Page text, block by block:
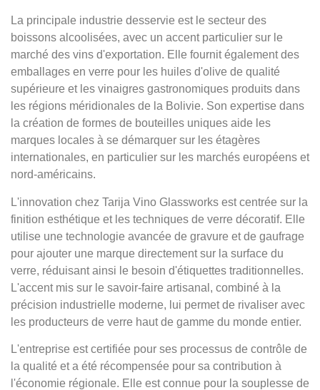
La principale industrie desservie est le secteur des
boissons alcoolisées, avec un accent particulier sur le
marché des vins d'exportation. Elle fournit également des
emballages en verre pour les huiles d'olive de qualité
supérieure et les vinaigres gastronomiques produits dans
les régions méridionales de la Bolivie. Son expertise dans
la création de formes de bouteilles uniques aide les
marques locales à se démarquer sur les étagères
internationales, en particulier sur les marchés européens et
nord-américains.
L'innovation chez Tarija Vino Glassworks est centrée sur la
finition esthétique et les techniques de verre décoratif. Elle
utilise une technologie avancée de gravure et de gaufrage
pour ajouter une marque directement sur la surface du
verre, réduisant ainsi le besoin d'étiquettes traditionnelles.
L'accent mis sur le savoir-faire artisanal, combiné à la
précision industrielle moderne, lui permet de rivaliser avec
les producteurs de verre haut de gamme du monde entier.
L'entreprise est certifiée pour ses processus de contrôle de
la qualité et a été récompensée pour sa contribution à
l'économie régionale. Elle est connue pour la souplesse de